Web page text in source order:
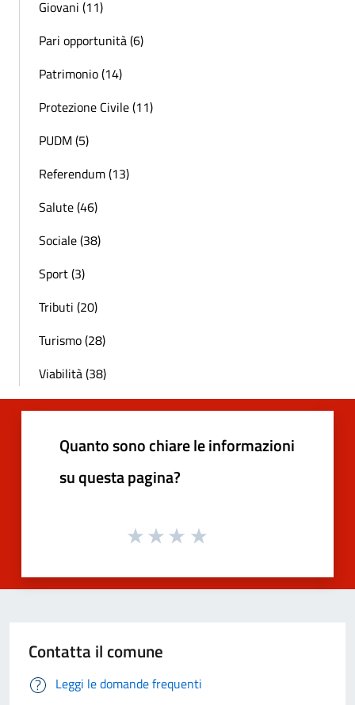
Giovani (11)
Pari opportunità (6)
Patrimonio (14)
Protezione Civile (11)
PUDM (5)
Referendum (13)
Salute (46)
Sociale (38)
Sport (3)
Tributi (20)
Turismo (28)
Viabilità (38)
Quanto sono chiare le informazioni
su questa pagina?
Contatta il comune
Leggi le domande frequenti